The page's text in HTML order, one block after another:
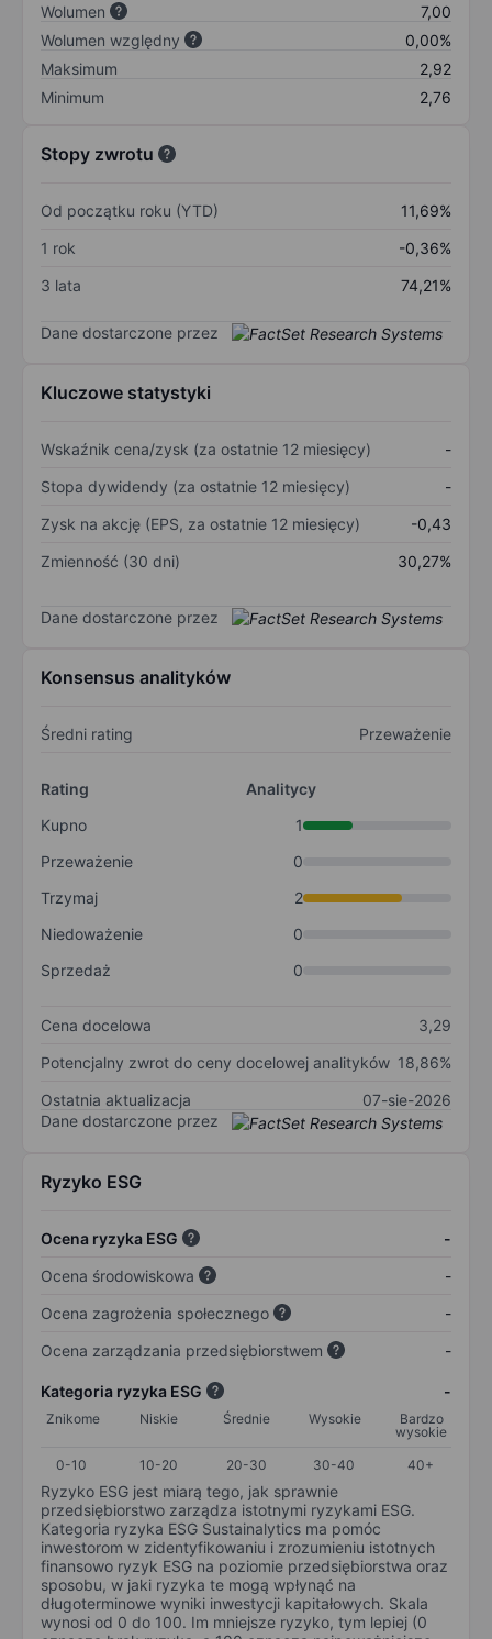
Wolumen
7,00
Wolumen względny
0,00%
Maksimum
2,92
Minimum
2,76
Stopy zwrotu
Od początku roku (YTD)
11,69%
1 rok
-0,36%
3 lata
74,21%
Dane dostarczone przez
Kluczowe statystyki
Wskaźnik cena/zysk (za ostatnie 12 miesięcy)
-
Stopa dywidendy (za ostatnie 12 miesięcy)
-
Zysk na akcję (EPS, za ostatnie 12 miesięcy)
-0,43
Zmienność (30 dni)
30,27%
Dane dostarczone przez
Konsensus analityków
Średni rating Przeważenie
Rating
Analitycy
Kupno
1
Przeważenie
0
Trzymaj
2
Niedoważenie
0
Sprzedaż
0
Cena docelowa
3,29
Potencjalny zwrot do ceny docelowej analityków 18,86%
Ostatnia aktualizacja
07-sie-2026
Dane dostarczone przez
Ryzyko ESG
Ocena ryzyka ESG
-
Ocena środowiskowa
-
Ocena zagrożenia społecznego
-
Ocena zarządzania przedsiębiorstwem
-
Kategoria ryzyka ESG -
Znikome Niskie Średnie Wysokie
Bardzo
wysokie
0-10
10-20 20-30 30-40 40+
Ryzyko ESG jest miarą tego, jak sprawnie
przedsiębiorstwo zarządza istotnymi ryzykami ESG.
Kategoria ryzyka ESG Sustainalytics ma pomóc
inwestorom w zidentyfikowaniu i zrozumieniu istotnych
finansowo ryzyk ESG na poziomie przedsiębiorstwa oraz
sposobu, w jaki ryzyka te mogą wpłynąć na
długoterminowe wyniki inwestycji kapitałowych. Skala
wynosi od 0 do 100. Im mniejsze ryzyko, tym lepiej (0